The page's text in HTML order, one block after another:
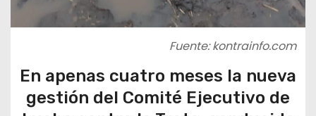
Fuente: kontrainfo.com
En apenas cuatro meses la nueva
gestión del Comité Ejecutivo de